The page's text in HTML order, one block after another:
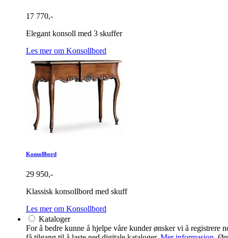
17 770,-
Elegant konsoll med 3 skuffer
Les mer om Konsollbord
Konsollbord
29 950,-
Klassisk konsollbord med skuff
Les mer om Konsollbord
Kataloger
For å bedre kunne å hjelpe våre kunder ønsker vi å